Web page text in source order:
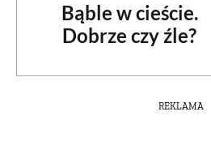
Bąble w cieście.
Dobrze czy źle?
REKLAMA